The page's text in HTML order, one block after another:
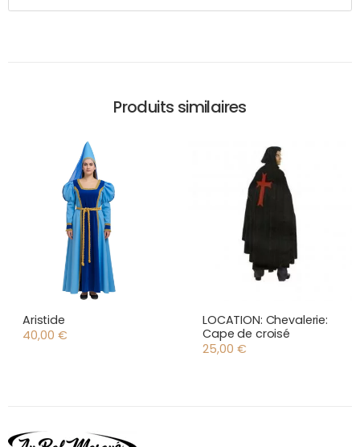
Produits similaires
Aristide
40,00 €
LOCATION: Chevalerie:
Cape de croisé
25,00 €